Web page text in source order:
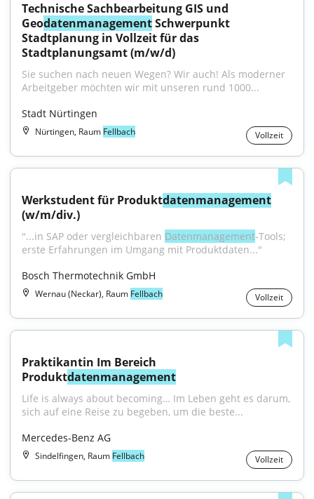
Technische Sachbearbeitung GIS und
Geodatenmanagement Schwerpunkt
Stadtplanung in Vollzeit für das
Stadtplanungsamt (m/w/d)
Sie suchen nach neuen Wegen? Wir auch! Als moderner
Arbeitgeber möchten wir mit unseren rund 1000...
Stadt Nürtingen
Nürtingen, Raum Fellbach Vollzeit
Werkstudent für Produktdatenmanagement
(w/m/div.)
"...in SAP oder vergleichbaren Datenmanagement-Tools;
erste Erfahrungen im Umgang mit Produktdaten..."
Bosch Thermotechnik GmbH
Wernau (Neckar), Raum Fellbach Vollzeit
Praktikantin Im Bereich
Produktdatenmanagement
Life is always about becoming… Im Leben geht es darum,
sich auf eine Reise zu begeben, um die beste...
Mercedes-Benz AG
Sindelfingen, Raum Fellbach Vollzeit